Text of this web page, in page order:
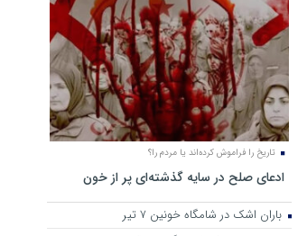
تاریخ را فراموش کرده‌اند یا مردم را؟
ادعای صلح در سایه گذشته‌ای پر از خون
باران اشک در شامگاه خونین 7 تیر